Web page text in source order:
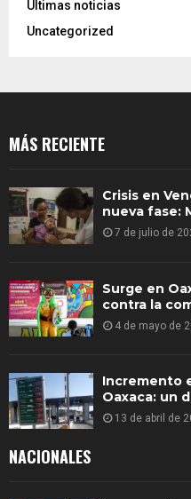
Ultimas noticias
Uncategorized
MÁS RECIENTE
Crisis en
nueva fase:
7 de julio de
Surge en
contra la
4 de mayo de
Incremento
Oaxaca: un
13 de abril de
NACIONALES